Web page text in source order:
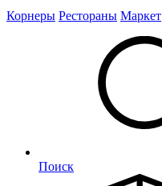
Корнеры Рестораны Маркет
Поиск